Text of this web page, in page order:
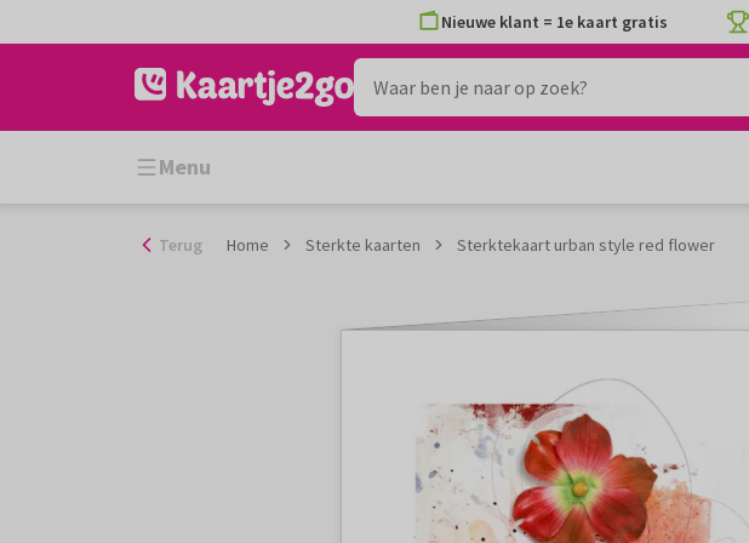
naar
Nieuwe klant = 1e kaart gratis
Menu
Terug Home Sterkte kaarten Sterktekaart urban style red flower